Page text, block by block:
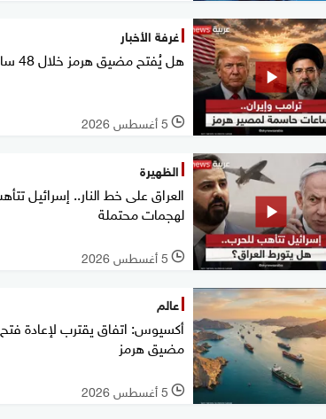
غرفة الأخبار
هل يُفتح مضيق هرمز خلال 48 ساعة؟
l 5 أغسطس 2026
الظهيرة
العراق على خط النار.. إسرائيل
لهجمات محتملة
l 5 أغسطس 2026
عالم
أكسيوس: اتفاق يقترب لإعادة فتح
مضيق هرمز
l 5 أغسطس 2026